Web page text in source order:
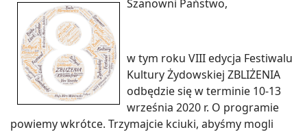
Szanowni Państwo,
w tym roku VIII edycja Festiwalu
Kultury Żydowskiej ZBLIŻENIA
odbędzie się w terminie 10-13
września 2020 r. O programie
powiemy wkrótce. Trzymajcie kciuki, abyśmy mogli